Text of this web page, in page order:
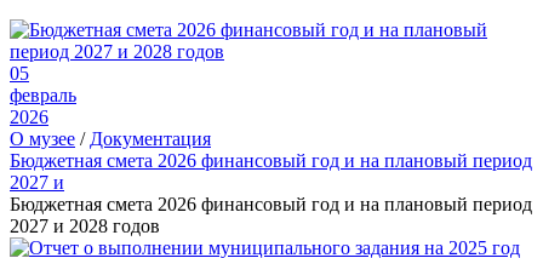
05
февраль
2026
О музее / Документация
Бюджетная смета 2026 финансовый год и на плановый период
2027 и
Бюджетная смета 2026 финансовый год и на плановый период
2027 и 2028 годов